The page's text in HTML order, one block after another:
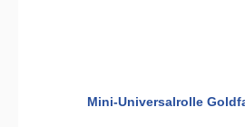
Mini-Universalrolle